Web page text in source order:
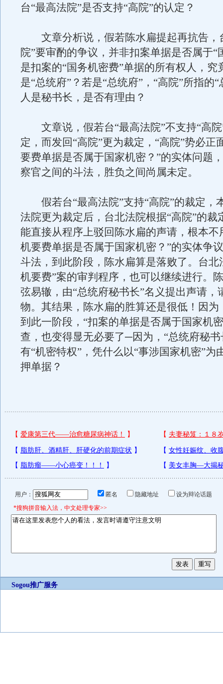
台“最高法院”是否支持“高院”的认定？
文章分析说，假若陈水扁提起再抗告，
院”要审酌的争议，并非扣案单据是否属于“
是扣案的“国务机密费”单据的所有权人，究
是“总统府”？若是“总统府”，“高院”所指的
人是秘书长，是否有理由？
文章说，假若台“最高法院”不支持“高院
定，而发回“高院”更为裁定，“高院”势必正
要费单据是否属于国家机密？”的实体问题
察官之间的斗法，胜负之间尚属未定。
假若台“最高法院”支持“高院”的裁定，
法院更为裁定后，台北法院根据“高院”的裁
能直接从程序上驳回陈水扁的声请，根本不
机要费单据是否属于国家机密？”的实体争
斗法，到此阶段，陈水扁算是落败了。台北
机要费”案的审判程序，也可以继续进行。
弦易辙，由“总统府秘书长”名义提出声请，
物。其结果，陈水扁的胜算还是很低！因为
到此一阶段，“扣案的单据是否属于国家机
查，也变得显无必要了─因为，“总统府秘书
有“机密特权”，凭什么以“事涉国家机密”为
押单据？
用户： 匿名 隐藏地址
设为辩论话题
*搜狗拼音输入法，中文处理专家>>
Sogou推广服务